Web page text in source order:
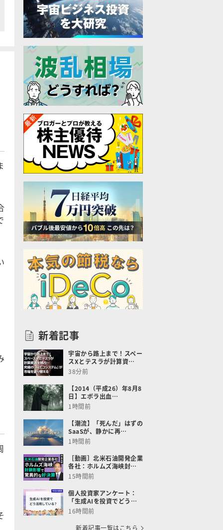
新着記事
宇宙から路上まで！スペー
スXとテスラが計算資…
38分前
【2014（平成26）年8月8
日】エボラ出血…
1時間前
【潮流】「死んだ」はずの
SaaSが、静かに再…
1時間前
［動画］北米石油開発企業
各社：ホルムズ海峡封…
15時間前
個人投資家アンケート：
「生成AIを投資でどう…
16時間前
新着記事一覧はこちら